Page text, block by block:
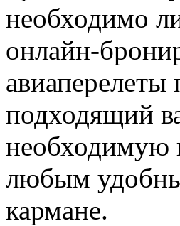
необходимо
онлайн-
подходящий
необходимую
любым
кармане.